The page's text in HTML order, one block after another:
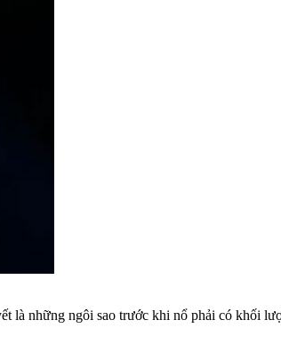
là những ngôi sao trước khi nổ phải có khối